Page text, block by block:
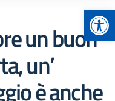
un buon
un’
è anche